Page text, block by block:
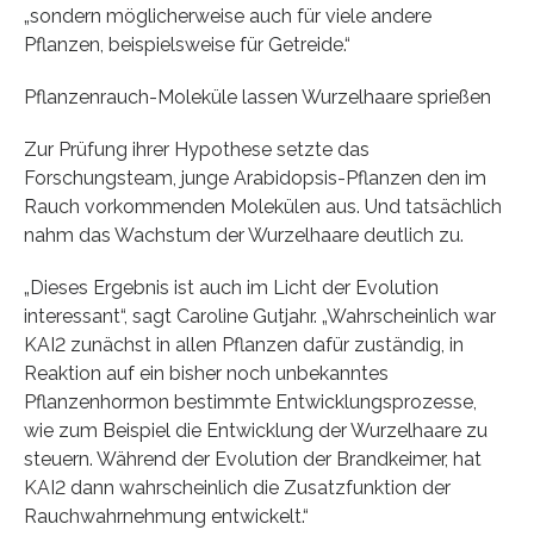
„sondern möglicherweise auch für viele andere
Pflanzen, beispielsweise für Getreide.“
Pflanzenrauch-Moleküle lassen Wurzelhaare sprießen
Zur Prüfung ihrer Hypothese setzte das
Forschungsteam, junge Arabidopsis-Pflanzen den im
Rauch vorkommenden Molekülen aus. Und tatsächlich
nahm das Wachstum der Wurzelhaare deutlich zu.
„Dieses Ergebnis ist auch im Licht der Evolution
interessant“, sagt Caroline Gutjahr. „Wahrscheinlich war
KAI2 zunächst in allen Pflanzen dafür zuständig, in
Reaktion auf ein bisher noch unbekanntes
Pflanzenhormon bestimmte Entwicklungsprozesse,
wie zum Beispiel die Entwicklung der Wurzelhaare zu
steuern. Während der Evolution der Brandkeimer, hat
KAI2 dann wahrscheinlich die Zusatzfunktion der
Rauchwahrnehmung entwickelt.“